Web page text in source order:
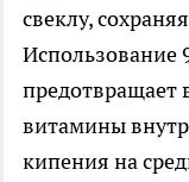
свеклу,
Использование
предотвращает
витамины
кипения на